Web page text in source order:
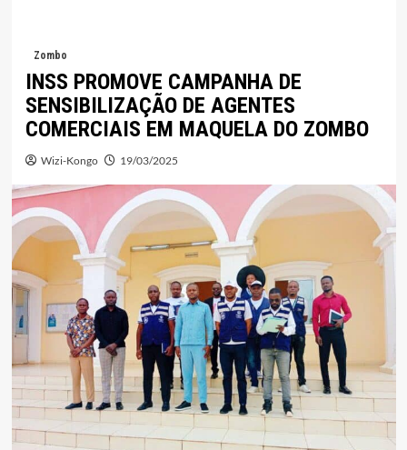
Zombo
INSS PROMOVE CAMPANHA DE
SENSIBILIZAÇÃO DE AGENTES
COMERCIAIS EM MAQUELA DO ZOMBO
Wizi-Kongo 19/03/2025